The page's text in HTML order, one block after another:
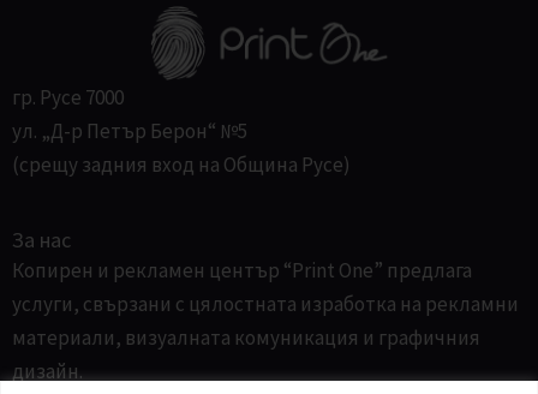
гр. Русе 7000
ул. „Д-р Петър Берон“ №5
(срещу задния вход на Община Русе)
За нас
Копирен и рекламен център “Print One” предлага
услуги, свързани с цялостната изработка на рекламни
материали, визуалната комуникация и графичния
дизайн.